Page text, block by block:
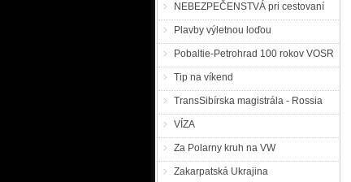
NEBEZPEČENSTVÁ pri cestovaní
Plavby výletnou loďou
Pobaltie-Petrohrad 100 rokov VOSR
Tip na víkend
TransSibírska magistrála - Rossia
VÍZA
Za Polarny kruh na VW
Zakarpatská Ukrajina